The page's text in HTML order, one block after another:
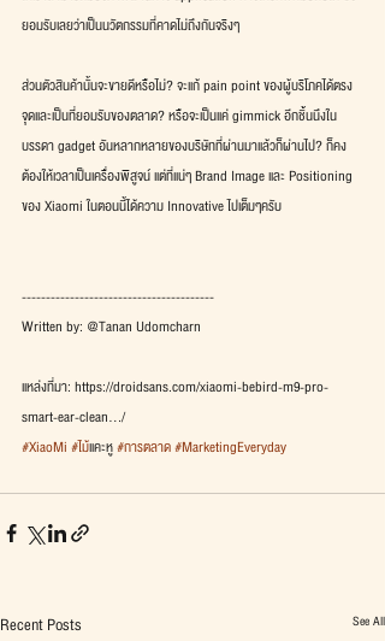
ยอมรับเลยว่าเป็นนวัตกรรมที่คาดไม่ถึงกันจริงๆ
ส่วนตัวสินค้านั้นจะขายดีหรือไม่? จะแก้ pain point ของผู้บริโภคได้ตรง
จุดและเป็นที่ยอมรับของตลาด? หรือจะเป็นแค่ gimmick อีกชิ้นนึงใน
บรรดา gadget อันหลากหลายของบริษัทที่ผ่านมาแล้วก็ผ่านไป? ก็คง
ต้องให้เวลาเป็นเครื่องพิสูจน์ แต่ที่แน่ๆ Brand Image และ Positioning
ของ Xiaomi ในตอนนี้ได้ความ Innovative ไปเต็มๆครับ
----------------------------------------
Written by: @Tanan Udomcharn
แหล่งที่มา: https://droidsans.com/xiaomi-bebird-m9-pro-
smart-ear-clean…/
#XiaoMi #ไม้แคะหู #การตลาด#MarketingEveryday
Recent Posts See All